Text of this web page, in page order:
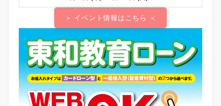
＞ イベント情報はこちら ＜